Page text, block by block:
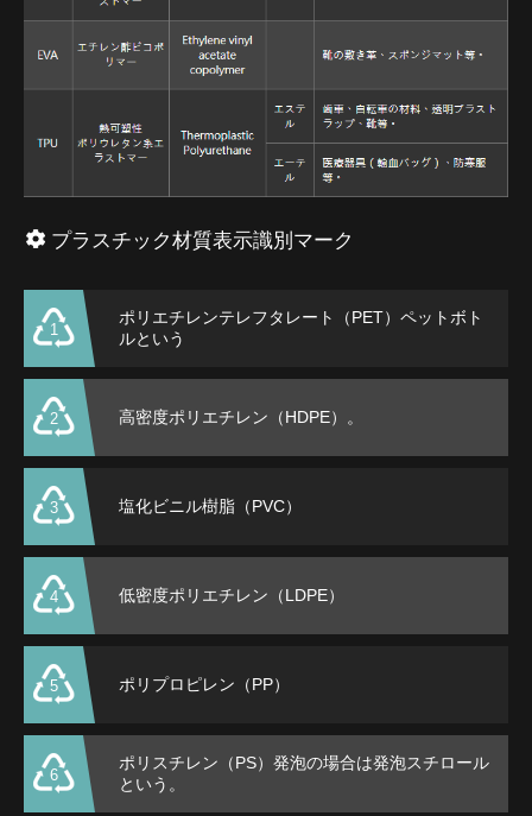
プラスチック材質表示識別マーク
1
ポリエチレンテレフタレート（PET）ペットボト
ルという
2 高密度ポリエチレン（HDPE）。
3 塩化ビニル樹脂（PVC）
4 低密度ポリエチレン（LDPE）
5 ポリプロピレン（PP）
6
ポリスチレン（PS）発泡の場合は発泡スチロール
という。